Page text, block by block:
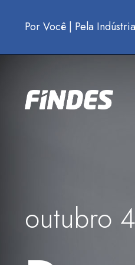
Por Você | Pela Indústria
outubro